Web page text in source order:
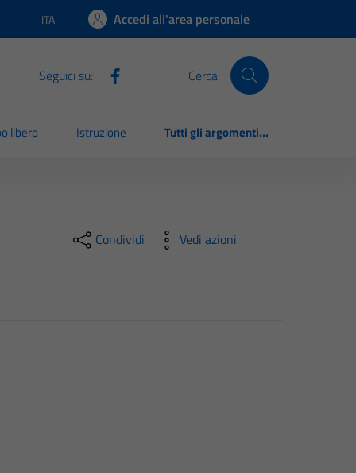
Lingua attiva:
ITA Accedi all'area personale
Seguici su: Cerca
libero Istruzione Tutti gli argomenti...
Condividi Vedi azioni